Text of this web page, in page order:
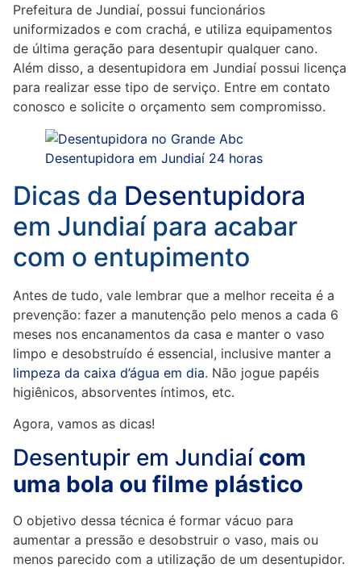
Prefeitura de Jundiaí, possui funcionários
uniformizados e com crachá, e utiliza equipamentos
de última geração para desentupir qualquer cano.
Além disso, a desentupidora em Jundiaí possui licença
para realizar esse tipo de serviço. Entre em contato
conosco e solicite o orçamento sem compromisso.
Dicas da Desentupidora
em Jundiaí para acabar
com o entupimento
Antes de tudo, vale lembrar que a melhor receita é a
prevenção: fazer a manutenção pelo menos a cada 6
meses nos encanamentos da casa e manter o vaso
limpo e desobstruído é essencial, inclusive manter a
limpeza da caixa d’água em dia. Não jogue papéis
higiênicos, absorventes íntimos, etc.
Agora, vamos as dicas!
Desentupir em Jundiaícom
uma bola ou filme plástico
O objetivo dessa técnica é formar vácuo para
aumentar a pressão e desobstruir o vaso, mais ou
menos parecido com a utilização de um desentupidor.